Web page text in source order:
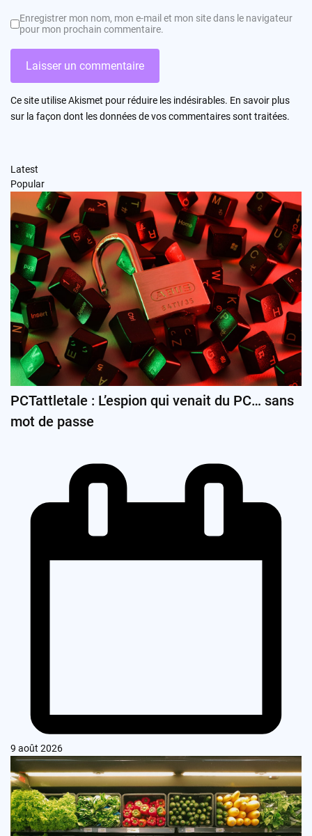
Enregistrer mon nom, mon e-mail et mon site dans le navigateur
pour mon prochain commentaire.
Ce site utilise Akismet pour réduire les indésirables. En savoir plus
sur la façon dont les données de vos commentaires sont traitées.
Latest
Popular
PCTattletale : L’espion qui venait du PC… sans
mot de passe
9 août 2026